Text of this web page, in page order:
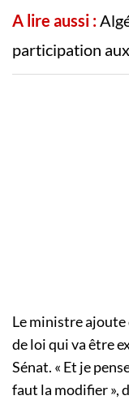
A lire aussi :
participation
Le ministre ajoute
de loi qui va être
Sénat. « Et je
faut la modifier »,